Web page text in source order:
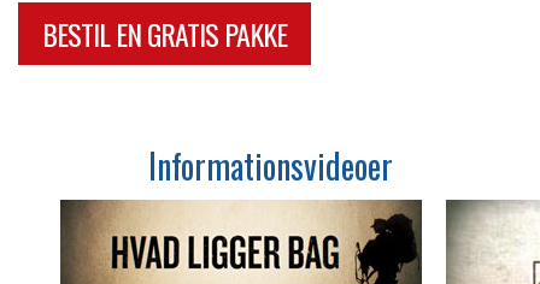
BESTIL EN GRATIS PAKKE
Informationsvideoer